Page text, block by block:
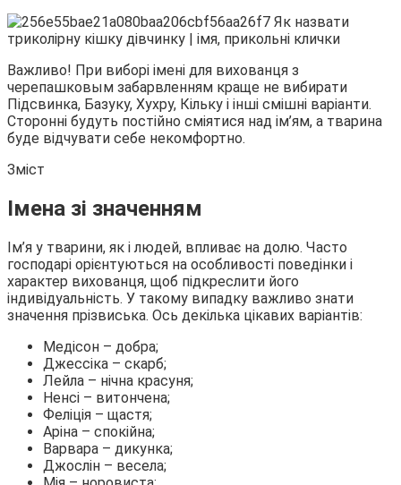
Важливо! При виборі імені для вихованця з
черепашковым забарвленням краще не вибирати
Підсвинка, Базуку, Хухру, Кільку і інші смішні варіанти.
Сторонні будуть постійно сміятися над ім’ям, а тварина
буде відчувати себе некомфортно.
Зміст
Імена зі значенням
Ім’я у тварини, як і людей, впливає на долю. Часто
господарі орієнтуються на особливості поведінки і
характер вихованця, щоб підкреслити його
індивідуальність. У такому випадку важливо знати
значення прізвиська. Ось декілька цікавих варіантів:
Медісон – добра;
Джессіка – скарб;
Лейла – нічна красуня;
Ненсі – витончена;
Феліція – щастя;
Аріна – спокійна;
Варвара – дикунка;
Джослін – весела;